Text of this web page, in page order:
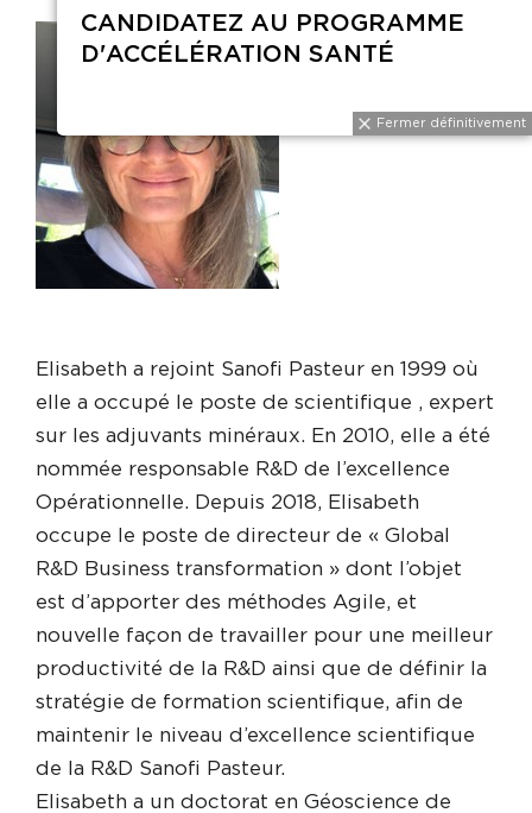
CANDIDATEZ AU PROGRAMME
D'ACCÉLÉRATION SANTÉ
Fermer
Elisabeth a rejoint Sanofi Pasteur en 1999 où
elle a occupé le poste de scientifique , expert
sur les adjuvants minéraux. En 2010, elle a été
nommée responsable R&D de l’excellence
Opérationnelle. Depuis 2018, Elisabeth
occupe le poste de directeur de « Global
R&D Business transformation » dont l’objet
est d’apporter des méthodes Agile, et
nouvelle façon de travailler pour une meilleur
productivité de la R&D ainsi que de définir la
stratégie de formation scientifique, afin de
maintenir le niveau d’excellence scientifique
de la R&D Sanofi Pasteur.
Elisabeth a un doctorat en Géoscience de